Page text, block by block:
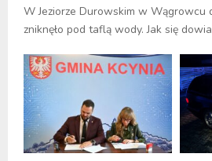
W Jeziorze Durowskim w Wągrowcu
zniknęło pod taflą wody. Jak się